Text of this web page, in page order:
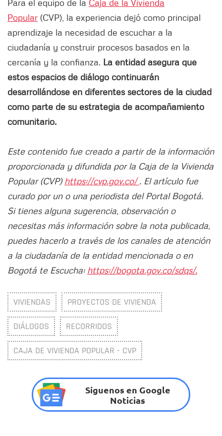
Para el equipo de la Caja de la Vivienda
Popular (CVP), la experiencia dejó como principal
aprendizaje la necesidad de escuchar a la
ciudadanía y construir procesos basados en la
cercanía y la confianza. La entidad asegura que
estos espacios de diálogo continuarán
desarrollándose en diferentes sectores de la ciudad
como parte de su estrategia de acompañamiento
comunitario.
Este contenido fue creado a partir de la información
proporcionada y difundida por la Caja de la Vivienda
Popular (CVP) https://cvp.gov.co/. El artículo fue
curado por un o una periodista del Portal Bogotá.
Si tienes alguna sugerencia, observación o
necesitas más información sobre la nota publicada,
puedes hacerlo a través de los canales de atención
a la ciudadanía de la entidad mencionada o en
Bogotá te Escucha: https://bogota.gov.co/sdqs/.
VIVIENDAS PROYECTOS DE VIVIENDA
DIÁLOGOS RECORRIDOS
CAJA DE VIVIENDA POPULAR - CVP
Síguenos en Google
Noticias